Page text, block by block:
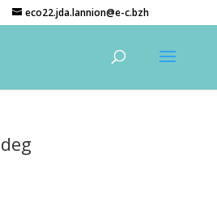
eco22.jda.lannion@e-c.bzh